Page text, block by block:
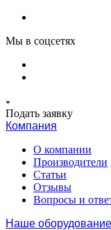
Мы в соцсетях
Подать заявку
Компания
О компании
Производители
Статьи
Отзывы
Вопросы и
Наше оборудование